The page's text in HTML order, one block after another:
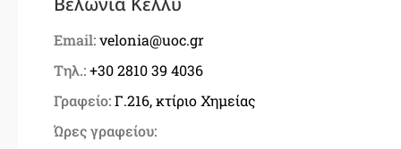
Email:velonia@uoc.gr
Τηλ.:+30 2810 39 4036
Γραφείο:Γ.216, κτίριο Χημείας
Ώρες γραφείου: